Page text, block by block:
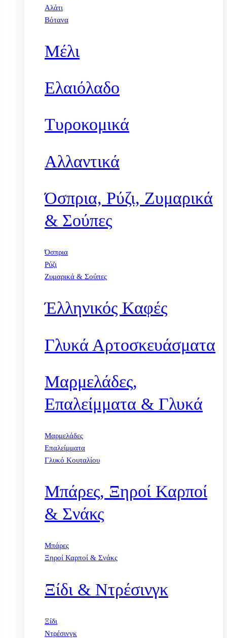
Αλάτι
Βότανα
Μέλι
Ελαιόλαδο
Τυροκομικά
Αλλαντικά
Όσπρια, Ρύζι, Ζυμαρικά
& Σούπες
Όσπρια
Ρύζι
Ζυμαρικά & Σούπες
Έλληνικός Καφές
Γλυκά Αρτοσκευάσματα
Μαρμελάδες,
Επαλείμματα & Γλυκά
Μαρμελάδες
Επαλείμματα
Γλυκό Κουταλίου
Μπάρες, Ξηροί Καρποί
& Σνάκς
Μπάρες
Ξηροί Καρποί & Σνάκς
Ξίδι & Ντρέσινγκ
Ξίδι
Ντρέσινγκ